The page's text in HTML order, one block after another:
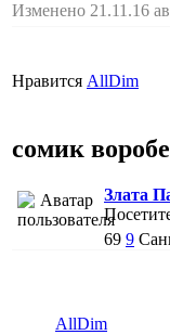
Изменено 21.11.16
Нравится AllDim
сомик
Злата
69 9
AllDim